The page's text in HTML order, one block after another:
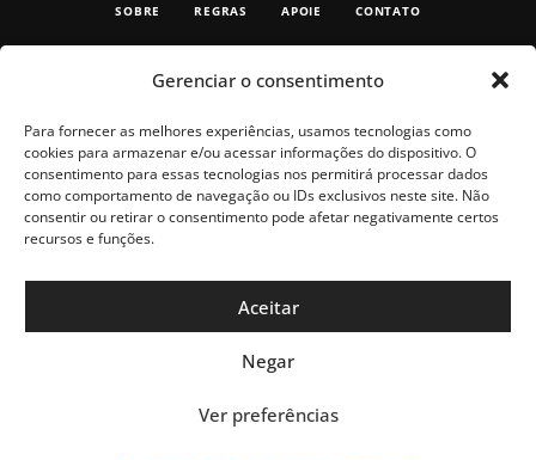
Gerenciar o consentimento
Para fornecer as melhores experiências, usamos tecnologias como
cookies para armazenar e/ou acessar informações do dispositivo. O
consentimento para essas tecnologias nos permitirá processar dados
como comportamento de navegação ou IDs exclusivos neste site. Não
consentir ou retirar o consentimento pode afetar negativamente certos
recursos e funções.
Aceitar
Negar
Ver preferências
SOBRE REGRAS APOIE CONTATO